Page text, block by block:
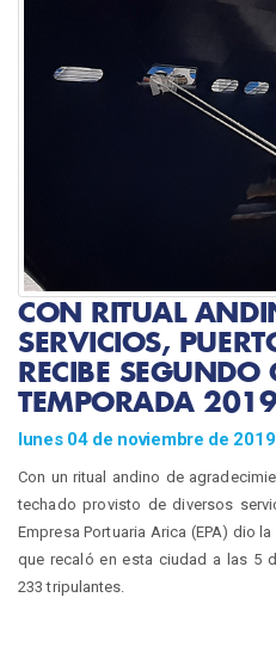
CON RITUAL
SERVICIOS,
RECIBE SEGUNDO
TEMPORADA
lunes 04 de noviembre de 2019
Con un ritual andino de
techado provisto de diversos
Empresa Portuaria Arica (EPA) dio
que recaló en esta ciudad a las 5
233 tripulantes.